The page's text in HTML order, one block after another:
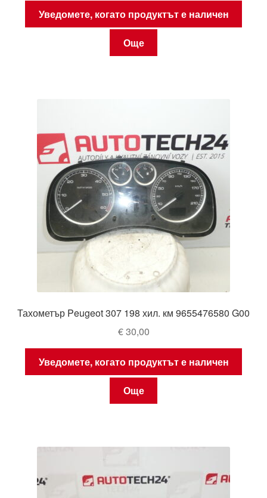
Уведомете, когато продуктът е наличен
Още
Тахометър Peugeot 307 198 хил. км 9655476580 G00
€30,00
Уведомете, когато продуктът е наличен
Още